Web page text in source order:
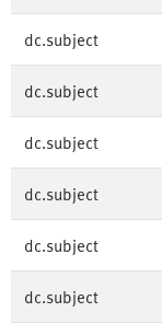
dc.subject
dc.subject
dc.subject
dc.subject
dc.subject
dc.subject